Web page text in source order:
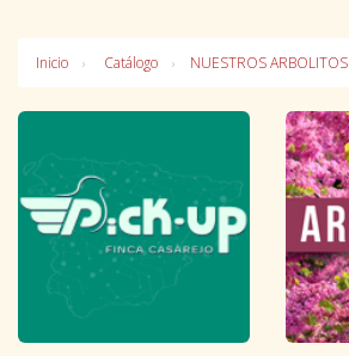
Inicio Catálogo NUESTROS ARBOLITOS